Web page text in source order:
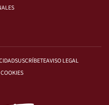
SUSCRÍBETEAVISO LEGAL